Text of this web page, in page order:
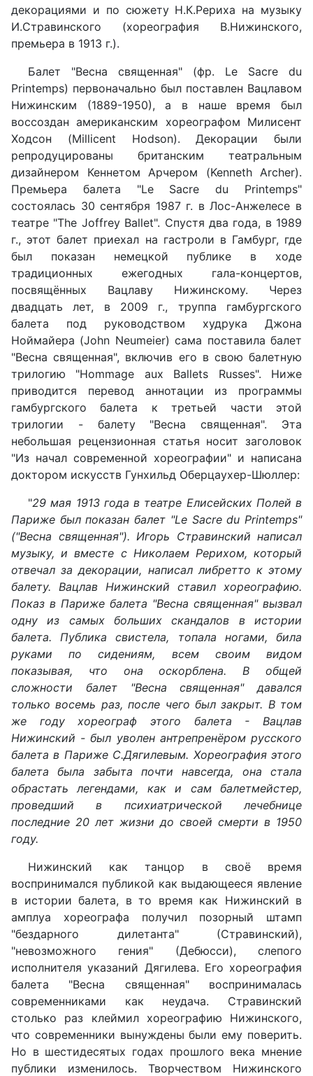
декорациями и по сюжету Н.К.Рериха на музыку
И.Стравинского (хореография В.Нижинского,
премьера в 1913 г.).
Балет "Весна священная" (фр. Le Sacre du
Printemps) первоначально был поставлен Вацлавом
Нижинским (1889-1950), а в наше время был
воссоздан американским хореографом Милисент
Ходсон (Millicent Hodson). Декорации были
репродуцированы британским театральным
дизайнером Кеннетом Арчером (Kenneth Archer).
Премьера балета "Le Sacre du Printemps"
состоялась 30 сентября 1987 г. в Лос-Анжелесе в
театре "The Joffrey Ballet". Спустя два года, в 1989
г., этот балет приехал на гастроли в Гамбург, где
был показан немецкой публике в ходе
традиционных ежегодных гала-концертов,
посвящённых Вацлаву Нижинскому. Через
двадцать лет, в 2009 г., труппа гамбургского
балета под руководством худрука Джона
Ноймайера (John Neumeier) сама поставила балет
"Весна священная", включив его в свою балетную
трилогию "Hommage aux Ballets Russes". Ниже
приводится перевод аннотации из программы
гамбургского балета к третьей части этой
трилогии - балету "Весна священная". Эта
небольшая рецензионная статья носит заголовок
"Из начал современной хореографии" и написана
доктором искусств Гунхильд Оберцаухер-Шюллер:
"29 мая 1913 года в театре Елисейских Полей в
Париже был показан балет "Le Sacre du Printemps"
("Весна священная"). Игорь Стравинский написал
музыку, и вместе с Николаем Рерихом, который
отвечал за декорации, написал либретто к этому
балету. Вацлав Нижинский ставил хореографию.
Показ в Париже балета "Весна священная" вызвал
одну из самых больших скандалов в истории
балета. Публика свистела, топала ногами, била
руками по сидениям, всем своим видом
показывая, что она оскорблена. В общей
сложности балет "Весна священная" давался
только восемь раз, после чего был закрыт. В том
же году хореограф этого балета - Вацлав
Нижинский - был уволен антрепренёром русского
балета в Париже С.Дягилевым. Хореография этого
балета была забыта почти навсегда, она стала
обрастать легендами, как и сам балетмейстер,
проведший в психиатрической лечебнице
последние 20 лет жизни до своей смерти в 1950
году.
Нижинский как танцор в своё время
воспринимался публикой как выдающееся явление
в истории балета, в то время как Нижинский в
амплуа хореографа получил позорный штамп
"бездарного дилетанта" (Стравинский),
"невозможного гения" (Дебюсси), слепого
исполнителя указаний Дягилева. Его хореография
балета "Весна священная" воспринималась
современниками как неудача. Стравинский
столько раз клеймил хореографию Нижинского,
что современники вынуждены были ему поверить.
Но в шестидесятых годах прошлого века мнение
публики изменилось. Творчеством Нижинского